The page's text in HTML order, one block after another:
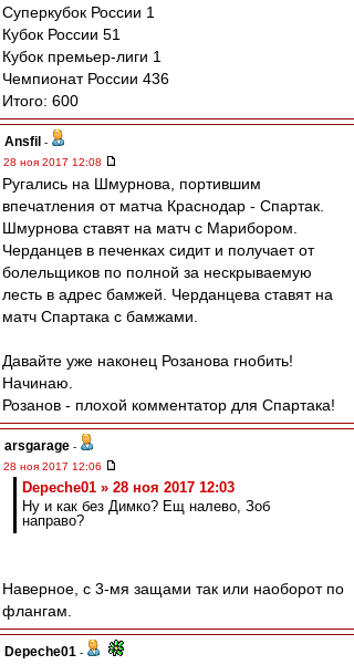
Суперкубок России 1
Кубок России 51
Кубок премьер-лиги 1
Чемпионат России 436
Итого: 600
Ansfil -
28 ноя 2017 12:08
Ругались на Шмурнова, портившим
впечатления от матча Краснодар - Спартак.
Шмурнова ставят на матч с Марибором.
Черданцев в печенках сидит и получает от
болельщиков по полной за нескрываемую
лесть в адрес бамжей. Черданцева ставят на
матч Спартака с бамжами.
Давайте уже наконец Розанова гнобить!
Начинаю.
Розанов - плохой комментатор для Спартака!
arsgarage -
28 ноя 2017 12:06
Depeche01 » 28 ноя 2017 12:03
Ну и как без Димко? Ещ налево, Зоб
направо?
Наверное, с 3-мя защами так или наоборот по
флангам.
Depeche01 -